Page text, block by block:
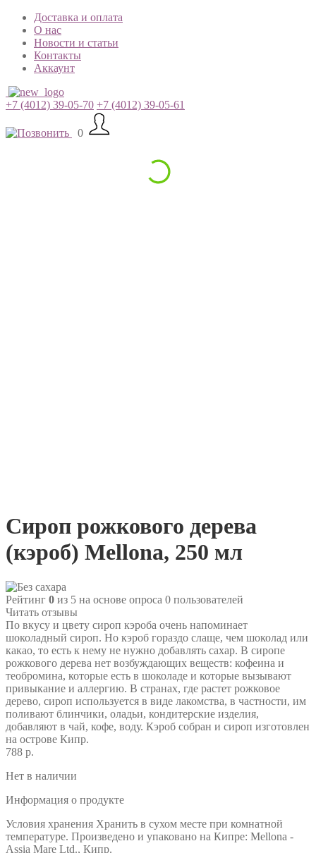
Доставка и оплата
О нас
Новости и статьи
Контакты
Аккаунт
+7 (4012) 39-05-70 +7 (4012) 39-05-61
0
Сироп рожкового дерева
(кэроб) Mellona, 250 мл
Рейтинг 0 из 5 на основе опроса 0 пользователей
Читать отзывы
По вкусу и цвету сироп кэроба очень напоминает
шоколадный сироп. Но кэроб гораздо слаще, чем шоколад или
какао, то есть к нему не нужно добавлять сахар. В сиропе
рожкового дерева нет возбуждающих веществ: кофеина и
теобромина, которые есть в шоколаде и которые вызывают
привыкание и аллергию. В странах, где растет рожковое
дерево, сироп используется в виде лакомства, в частности, им
поливают блинчики, оладьи, кондитерские изделия,
добавляют в чай, кофе, воду. Кэроб собран и сироп изготовлен
на острове Кипр.
788 р.
Нет в наличии
Информация о продукте
Условия хранения Хранить в сухом месте при комнатной
температуре. Произведено и упаковано на Кипре: Mellona -
Assia Mare Ltd., Кипр.